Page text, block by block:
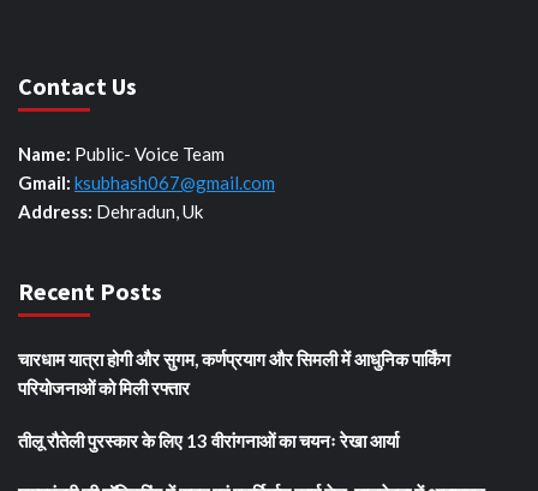
Contact Us
Name: Public- Voice Team
Gmail: ksubhash067@gmail.com
Address: Dehradun, Uk
Recent Posts
चारधाम यात्रा होगी और सुगम, कर्णप्रयाग और सिमली में आधुनिक पार्किंग
परियोजनाओं को मिली रफ्तार
तीलू रौतेली पुरस्कार के लिए 13 वीरांगनाओं का चयनः रेखा आर्या